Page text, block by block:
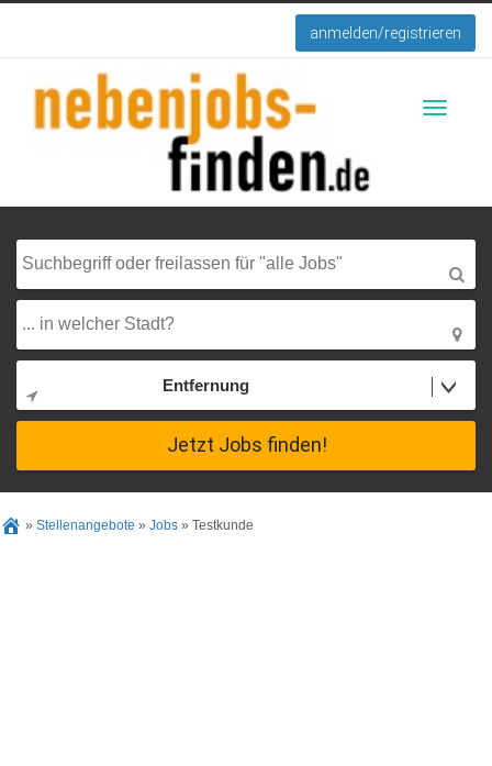
anmelden/registrieren
Entfernung
Jetzt Jobs finden!
» Stellenangebote » Jobs » Testkunde